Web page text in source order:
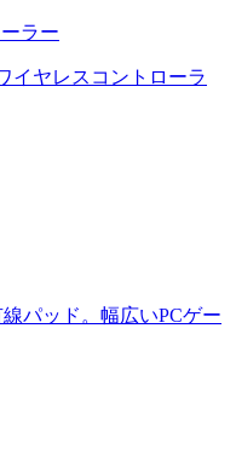
ラー
イヤレスコントローラ
パッド。幅広いPCゲー